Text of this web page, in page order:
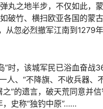
丸之地半步，不仅如此，
破竹、横扫欧亚各国的蒙
从忽必烈撤军江南到1279
”时，该城军民已浴血奋战
、“不降旗、不收兵器、
”的遗言，破天荒同意并
，史称“独钓中原”……